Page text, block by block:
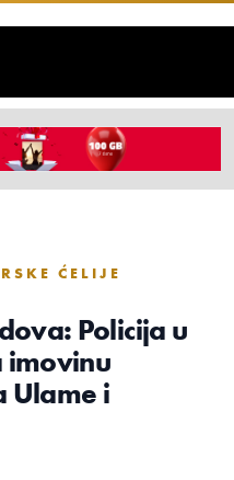
ĆELIJE
Policija u
imovinu
Ulame i